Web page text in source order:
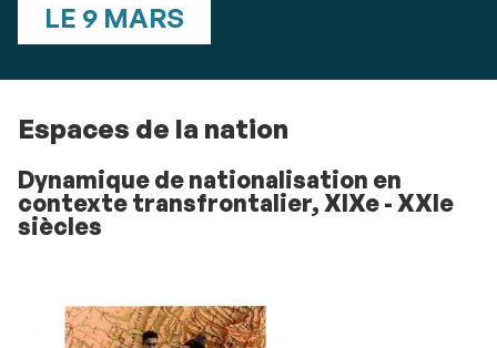
LE 9 MARS
Espaces de la nation
Dynamique de nationalisation en
contexte transfrontalier, XIXe - XXIe
siècles